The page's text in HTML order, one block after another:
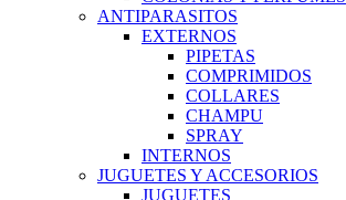
ANTIPARASITOS
EXTERNOS
PIPETAS
COMPRIMIDOS
COLLARES
CHAMPU
SPRAY
INTERNOS
JUGUETES Y ACCESORIOS
JUGUETES